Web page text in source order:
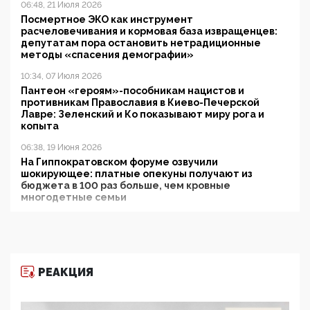
06:48, 21 Июля 2026
Посмертное ЭКО как инструмент
расчеловечивания и кормовая база извращенцев:
депутатам пора остановить нетрадиционные
методы «спасения демографии»
10:34, 07 Июля 2026
Пантеон «героям»-пособникам нацистов и
противникам Православия в Киево-Печерской
Лавре: Зеленский и Ко показывают миру рога и
копыта
06:38, 19 Июня 2026
На Гиппократовском форуме озвучили
шокирующее: платные опекуны получают из
бюджета в 100 раз больше, чем кровные
многодетные семьи
11:53, 09 Июня 2026
деятельность ИИТО ЮНЕСКО в России, но
РЕАКЦИЯ